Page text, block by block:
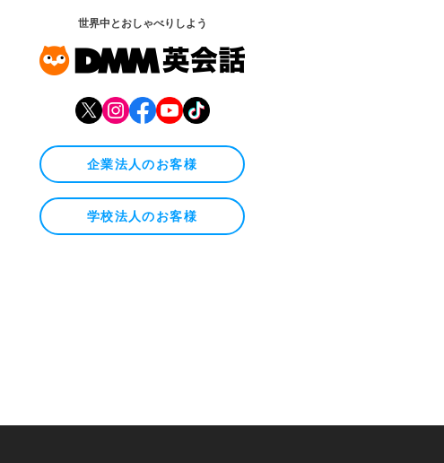
世界中とおしゃべりしよう
企業法人のお客様
学校法人のお客様